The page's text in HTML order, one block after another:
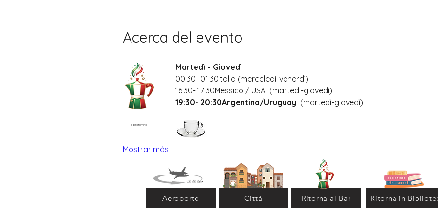
Acerca del evento
Il profumino
Martedì - Giovedì
00:30- 01:30Italia (mercoledì-venerdì)
16:30- 17:30Messico / USA  (martedì-giovedì)
19:30- 20:30Argentina/Uruguay (martedì-giovedì)
Mostrar más
Aeroporto Città Ritorna al Bar Ritorna in